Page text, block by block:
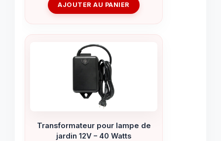
AJOUTER AU PANIER
Transformateur pour lampe de
jardin 12V – 40 Watts